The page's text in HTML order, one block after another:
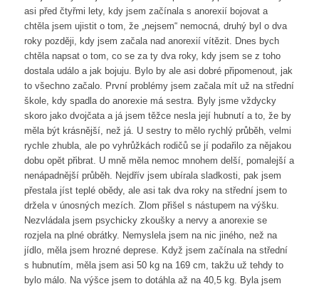
asi před čtyřmi lety, kdy jsem začínala s anorexií bojovat a
chtěla jsem ujistit o tom, že „nejsem“ nemocná, druhý byl o dva
roky později, kdy jsem začala nad anorexií vítězit. Dnes bych
chtěla napsat o tom, co se za ty dva roky, kdy jsem se z toho
dostala událo a jak bojuju. Bylo by ale asi dobré připomenout, jak
to všechno začalo. První problémy jsem začala mít už na střední
škole, kdy spadla do anorexie má sestra. Byly jsme vždycky
skoro jako dvojčata a já jsem těžce nesla její hubnutí a to, že by
měla být krásnější, než já. U sestry to mělo rychlý průběh, velmi
rychle zhubla, ale po vyhrůžkách rodičů se jí podařilo za nějakou
dobu opět přibrat. U mně měla nemoc mnohem delší, pomalejší a
nenápadnější průběh. Nejdřív jsem ubírala sladkosti, pak jsem
přestala jíst teplé obědy, ale asi tak dva roky na střední jsem to
držela v únosných mezích. Zlom přišel s nástupem na výšku.
Nezvládala jsem psychicky zkoušky a nervy a anorexie se
rozjela na plné obrátky. Nemyslela jsem na nic jiného, než na
jídlo, měla jsem hrozné deprese. Když jsem začínala na střední
s hubnutím, měla jsem asi 50 kg na 169 cm, takžu už tehdy to
bylo málo. Na výšce jsem to dotáhla až na 40,5 kg. Byla jsem